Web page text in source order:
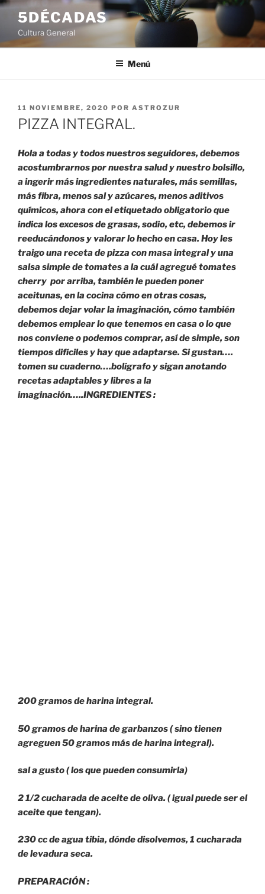
Saltar
contenido
5DÉCADAS
Cultura General
Menú
PUBLICADO
EL
11 NOVIEMBRE, 2020 POR ASTROZUR
PIZZA INTEGRAL.
Hola a todas y todos nuestros seguidores, debemos
acostumbrarnos por nuestra salud y nuestro bolsillo,
a ingerir más ingredientes naturales, más semillas,
más fibra, menos sal y azúcares, menos aditivos
químicos, ahora con el etiquetado obligatorio que
indica los excesos de grasas, sodio, etc, debemos ir
reeducándonos y valorar lo hecho en casa. Hoy les
traigo una receta de pizza con masa integral y una
salsa simple de tomates a la cuál agregué tomates
cherry por arriba, también le pueden poner
aceitunas, en la cocina cómo en otras cosas,
debemos dejar volar la imaginación, cómo también
debemos emplear lo que tenemos en casa o lo que
nos conviene o podemos comprar, así de simple, son
tiempos difíciles y hay que adaptarse. Si gustan….
tomen su cuaderno….bolígrafo y sigan anotando
recetas adaptables y libres a la
imaginación…..INGREDIENTES :
200 gramos de harina integral.
50 gramos de harina de garbanzos ( sino tienen
agreguen 50 gramos más de harina integral).
sal a gusto ( los que pueden consumirla)
2 1/2 cucharada de aceite de oliva. ( igual puede ser el
aceite que tengan).
230 cc de agua tibia, dónde disolvemos, 1 cucharada
de levadura seca.
PREPARACIÓN :